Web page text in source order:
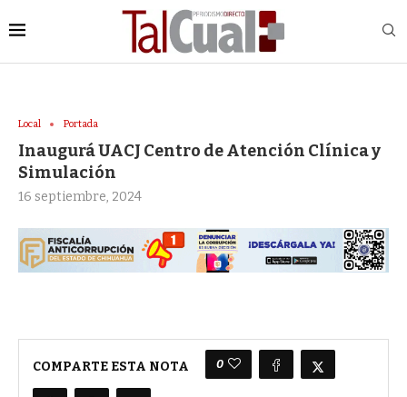
Local Portada
Inaugurá UACJ Centro de Atención Clínica y
Simulación
16 septiembre, 2024
COMPARTE ESTA NOTA 0